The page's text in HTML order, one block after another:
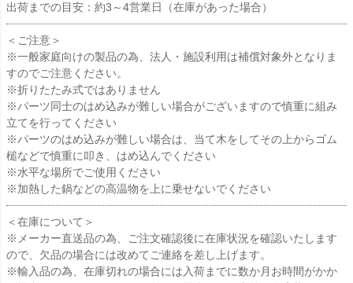
出荷までの目安：約3～4営業日（在庫があった場合）
＜ご注意＞
※一般家庭向けの製品の為、法人・施設利用は補償対象外となりま
すのでご注意ください。
※折りたたみ式ではありません
※パーツ同士のはめ込みが難しい場合がございますので慎重に組み
立てを行ってください
※パーツのはめ込みが難しい場合は、当て木をしてその上からゴム
槌などで慎重に叩き、はめ込んでください
※水平な場所でご使用ください
※加熱した鍋などの高温物を上に乗せないでください
＜在庫について＞
※メーカー直送品の為、ご注文確認後に在庫状況を確認いたします
ので、欠品の場合には改めてご連絡を差し上げます。
※輸入品の為、在庫切れの場合には入荷までに数か月お時間がかか